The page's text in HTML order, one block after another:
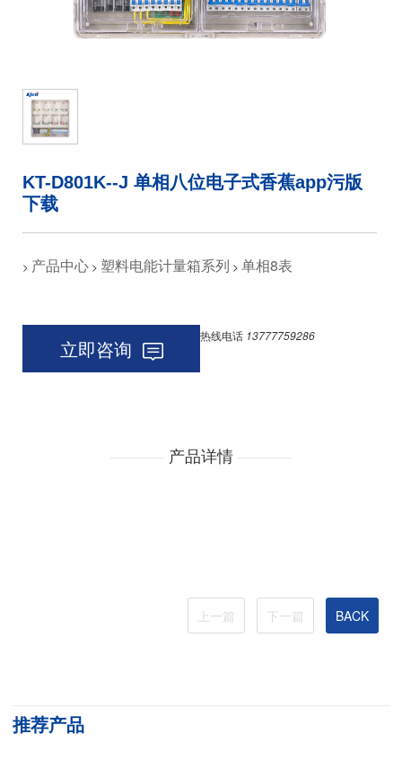
KT-D801K--J 单相八位电子式香蕉app污版
下载
> 产品中心 > 塑料电能计量箱系列 >单相8表
立即咨询
热线电话 13777759286
产品详情
上一篇 下一篇 BACK
推荐产品